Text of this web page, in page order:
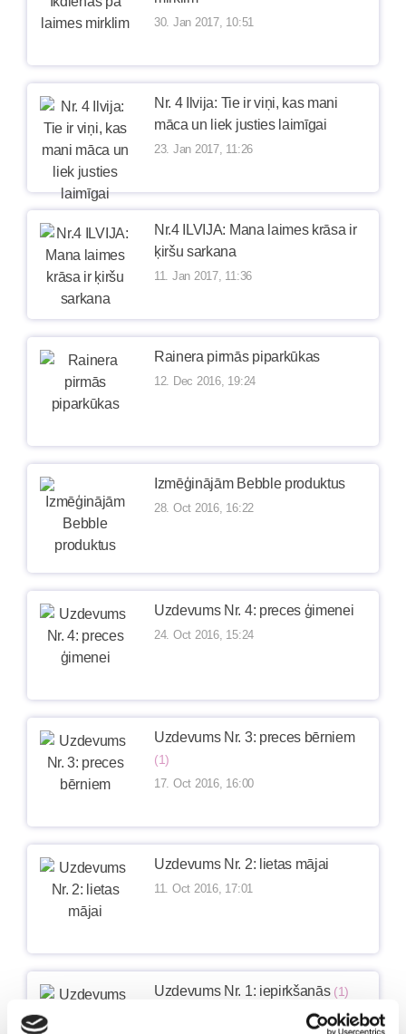
30. Jan 2017, 10:51
Nr. 4 Ilvija: Tie ir viņi, kas mani
māca un liek justies laimīgai
23. Jan 2017, 11:26
Nr.4 ILVIJA: Mana laimes krāsa ir
ķiršu sarkana
11. Jan 2017, 11:36
Rainera pirmās piparkūkas
12. Dec 2016, 19:24
Izmēģinājām Bebble produktus
28. Oct 2016, 16:22
Uzdevums Nr. 4: preces ģimenei
24. Oct 2016, 15:24
Uzdevums Nr. 3: preces bērniem
(1)
17. Oct 2016, 16:00
Uzdevums Nr. 2: lietas mājai
11. Oct 2016, 17:01
Uzdevums Nr. 1: iepirkšanās (1)